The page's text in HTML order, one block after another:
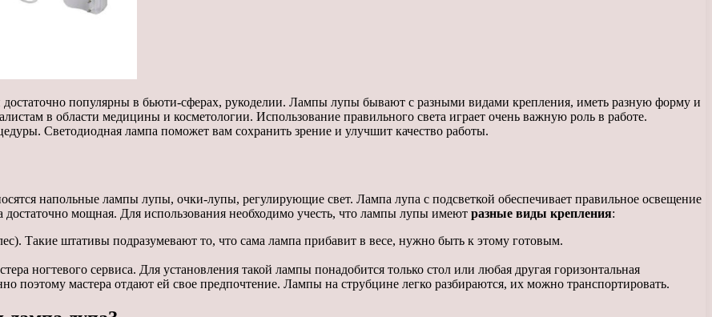
популярны в бьюти-сферах, рукоделии. Лампы лупы бывают с разными видами крепления, иметь разную форму и
в области медицины и косметологии. Использование правильного света играет очень важную роль в работе.
Светодиодная лампа поможет вам сохранить зрение и улучшит качество работы.
напольные лампы лупы, очки-лупы, регулирующие свет. Лампа лупа с подсветкой обеспечивает правильное освещение
мощная. Для использования необходимо учесть, что лампы лупы имеют разные виды крепления:
Такие штативы подразумевают то, что сама лампа прибавит в весе, нужно быть к этому готовым.
ногтевого сервиса. Для установления такой лампы понадобится только стол или любая другая горизонтальная
поэтому мастера отдают ей свое предпочтение. Лампы на струбцине легко разбираются, их можно транспортировать.